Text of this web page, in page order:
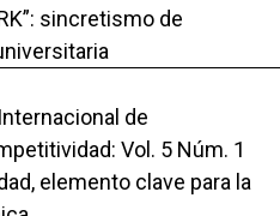
sincretismo de
de
Vol. 5 Núm. 1
elemento clave para la